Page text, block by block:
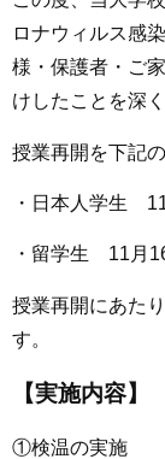
ロナウィルス感
様・保護者・ご
けしたことを深
授業再開を下記
・日本人学生
・留学生 11月
授業再開にあた
す。
【実施内容】
①検温の実施